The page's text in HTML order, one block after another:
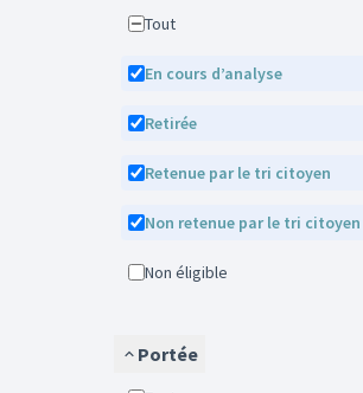
Tout
En cours d’analyse
Retirée
Retenue par le tri citoyen
Non retenue par le tri citoyen
Non éligible
Portée